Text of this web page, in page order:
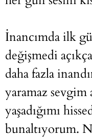
İnancımda ilk
değişmedi
daha fazla
yaramaz
yaşadığımı
bunaltıyorum.